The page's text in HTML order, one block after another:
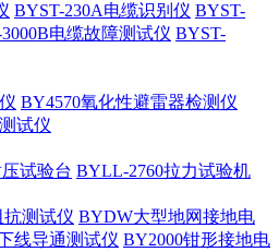
BYST-230A电缆识别仪 BYST-
电缆故障测试仪 BYST-
BY4570氧化性避雷器检测仪
试仪
试验台 BYLL-2760拉力试验机
测试仪 BYDW大型地网接地电
线导通测试仪 BY2000钳形接地电